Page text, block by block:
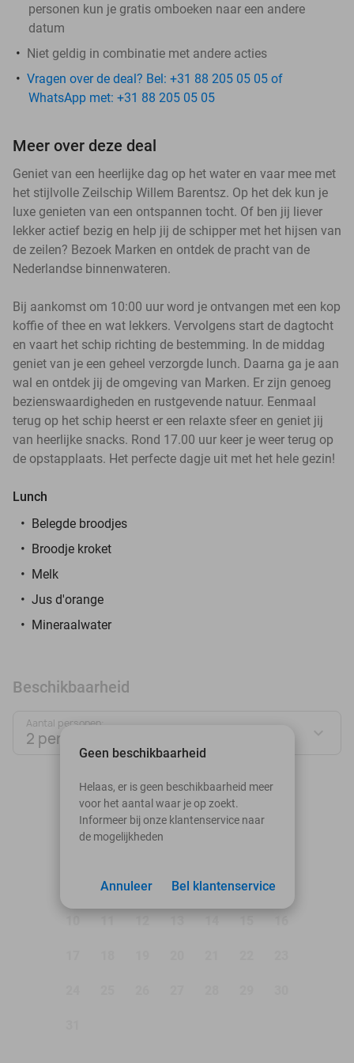
personen kun je gratis omboeken naar een andere
datum
Niet geldig in combinatie met andere acties
Vragen over de deal? Bel: +31 88 205 05 05 of
WhatsApp met: +31 88 205 05 05
Meer over deze deal
Geniet van een heerlijke dag op het water en vaar mee met
het stijlvolle Zeilschip Willem Barentsz. Op het dek kun je
luxe genieten van een ontspannen tocht. Of ben jij liever
lekker actief bezig en help jij de schipper met het hijsen van
de zeilen? Bezoek Marken en ontdek de pracht van de
Nederlandse binnenwateren.
Bij aankomst om 10:00 uur word je ontvangen met een kop
koffie of thee en wat lekkers. Vervolgens start de dagtocht
en vaart het schip richting de bestemming. In de middag
geniet van je een geheel verzorgde lunch. Daarna ga je aan
wal en ontdek jij de omgeving van Marken. Er zijn genoeg
bezienswaardigheden en rustgevende natuur. Eenmaal
terug op het schip heerst er een relaxte sfeer en geniet jij
van heerlijke snacks. Rond 17.00 uur keer je weer terug op
de opstapplaats. Het perfecte dagje uit met het hele gezin!
Lunch
Belegde broodjes
Broodje kroket
Melk
Jus d'orange
Mineraalwater
Beschikbaarheid
Aantal personen:
2 personen
augustus 2026
Ma
Di Wo Do Vr
4 5 6 7 8
Geen beschikbaarheid
Helaas, er is geen beschikbaarheid meer
voor het aantal waar je op zoekt.
Informeer bij onze klantenservice naar
de mogelijkheden
Bel klantenservice
Annuleer